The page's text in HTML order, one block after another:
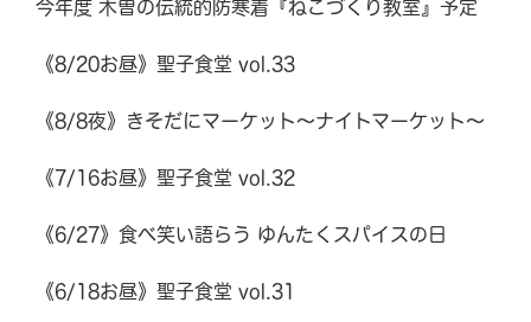
今年度 木曽の伝統的防寒着『ねこづくり教室』予定
《8/20お昼》聖子食堂 vol.33
《8/8夜》きそだにマーケット～ナイトマーケット～
《7/16お昼》聖子食堂 vol.32
《6/27》食べ笑い語らう ゆんたくスパイスの日
《6/18お昼》聖子食堂 vol.31